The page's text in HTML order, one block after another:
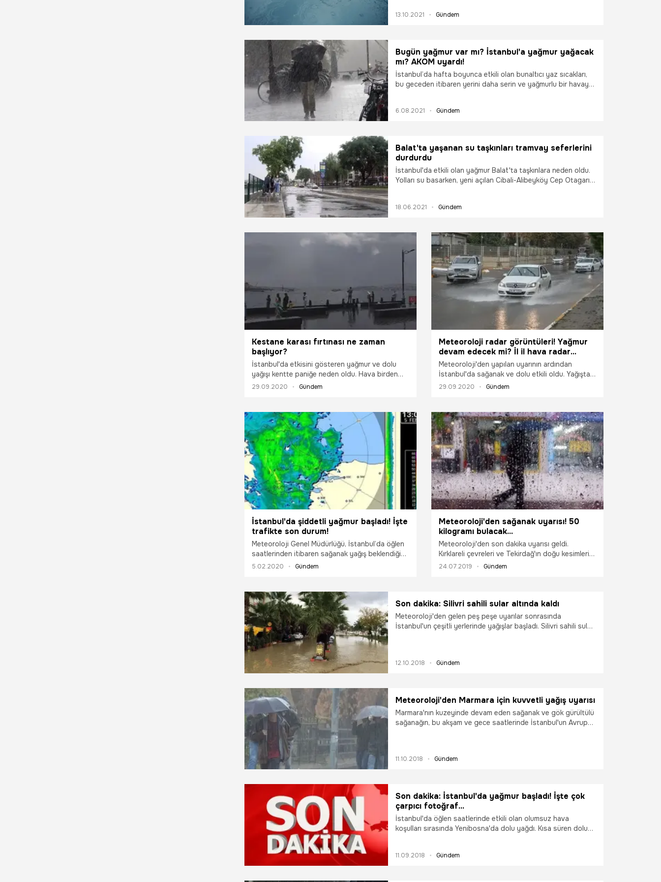
13.10.2021 Gündem
Bugün yağmur var mı? İstanbul'a yağmur yağacak
mı? AKOM uyardı!
İstanbul’da hafta boyunca etkili olan bunaltıcı yaz sıcakları,
bu geceden itibaren yerini daha serin ve yağmurlu bir havaya
anında kuvvetli rüzgâr, ulaşımda aksamalar gibi olumsuz
6.08.2021 Gündem
Balat'ta yaşanan su taşkınları tramvay seferlerini
durdurdu
İstanbul'da etkili olan yağmur Balat'ta taşkınlara neden oldu.
Yolları su basarken, yeni açılan Cibali-Alibeyköy Cep Otagarı
18.06.2021 Gündem
Kestane karası fırtınası ne zaman
başlıyor?
İstanbul'da etkisini gösteren yağmur ve dolu
yağışı kentte paniğe neden oldu. Hava birden
gündüzden geceye döndü. Yer yer dolu
öğleden sonra yağmurun hızını azaltacağını
akşam saatlerinde yine şiddetli yağışların
görüleceğini belirtiyor. İstanbul'daki yağışlı hava
ile birlikte pek çok kişi de Kestane karası
fırtınasını merak ediyor. Peki, Kestane karası
fırtınası nedir, ne zaman olur? Kestane karası
fırtınası ne zaman başlıyor? İşte Kestane karası
fırtınası hakkında merak edilenler...
29.09.2020 Gündem
Meteoroloji radar görüntüleri! Yağmur
devam edecek mi? İl il hava radar
görüntüleri
Meteoroloji'den yapılan uyarının ardından
İstanbul'da sağanak ve dolu etkili oldu. Yağıştan
hemen önce boğaz ve çevresindeki siyah
ediyor. Yağışa hazırlıksız yakalanan vatandaşlar
zor anlar yaşadı. Yağış nedeniyle D-100 kara
yolu ve TEM oto yolunda trafik yoğunluğu
oluştu. Bu haberlerin ardından pek çok kişi de
meteoroloji hava radarını araştırıyor. Peki,
Yağmur devam edecek mi? Yağmur ne zaman
duracak? İşte il il Meteoroloji radar görüntüleri...
29.09.2020 Gündem
İstanbul'da şiddetli yağmur başladı! İşte
trafikte son durum!
Meteoroloji Genel Müdürlüğü, İstanbul’da öğlen
saatlerinden itibaren sağanak yağış beklendiğini
açıklayarak, vatandaşları su baskınları ve
başladı. Yağmurla birlikte trafikte de yoğunluk
yaşanmaya başlandı.
5.02.2020 Gündem
Meteoroloji'den sağanak uyarısı! 50
kilogramı bulacak...
Meteoroloji'den son dakika uyarısı geldi.
Kırklareli çevreleri ve Tekirdağ'ın doğu kesimleri
ile İstanbul'un Avrupa yakasının batı
ve tedbirli olunması istenirken metrekareye 21-
50 kilogram yağışın düşeceği tahmin ediliyor.
24.07.2019 Gündem
Son dakika: Silivri sahili sular altında kaldı
Meteoroloji'den gelen peş peşe uyarılar sonrasında
İstanbul'un çeşitli yerlerinde yağışlar başladı. Silivri sahili sular
12.10.2018 Gündem
Meteoroloji'den Marmara için kuvvetli yağış uyarısı
Marmara'nın kuzeyinde devam eden sağanak ve gök gürültülü
sağanağın, bu akşam ve gece saatlerinde İstanbul'un Avrupa
11.10.2018 Gündem
Son dakika: İstanbul'da yağmur başladı! İşte çok
çarpıcı fotoğraf...
İstanbul'da öğlen saatlerinde etkili olan olumsuz hava
koşulları sırasında Yenibosna'da dolu yağdı. Kısa süren dolu
ulaşımını aksattı.
11.09.2018 Gündem